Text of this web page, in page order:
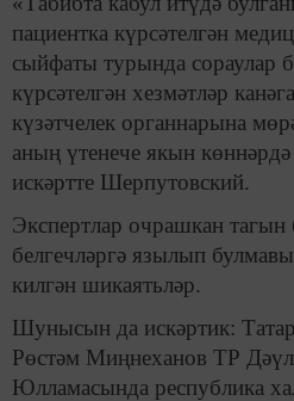
пациентка күрсәтелгән
сыйфаты турында сораулар
күрсәтелгән хезмәтләр
күзәтчелек органнарына
аның үтенече якын
искәртте Шерпутовский.
Экспертлар очрашкан тагын
белгечләргә язылып
килгән шикаятьләр.
Шунысын да искәртик:
Рөстәм Миңнеханов ТР
Юлламасында республика